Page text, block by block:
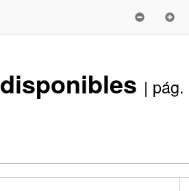
disponibles | pág.